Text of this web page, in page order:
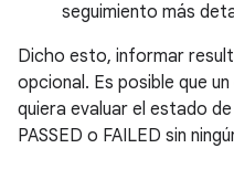
seguimiento más
Dicho esto, informar
opcional. Es posible que
quiera evaluar el estado
PASSED o FAILED sin